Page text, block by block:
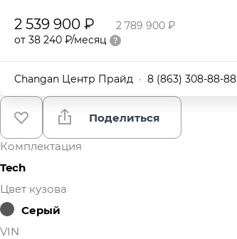
2 539 900 ₽
2 789 900 ₽
от 38 240 ₽/месяц
Changan Центр Прайд · 8 (863) 308-88-88
Поделиться
Комплектация
Tech
Цвет кузова
Серый
VIN